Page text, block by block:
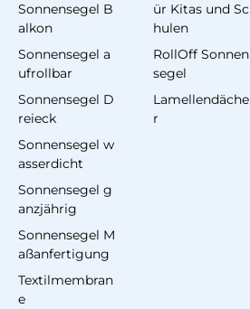
Sonnensegel B
alkon
Sonnensegel a
ufrollbar
Sonnensegel D
reieck
Sonnensegel w
asserdicht
Sonnensegel g
anzjährig
Sonnensegel M
aßanfertigung
Textilmembran
e
ür Kitas und Sc
hulen
RollOff Sonnen
segel
Lamellendäche
r